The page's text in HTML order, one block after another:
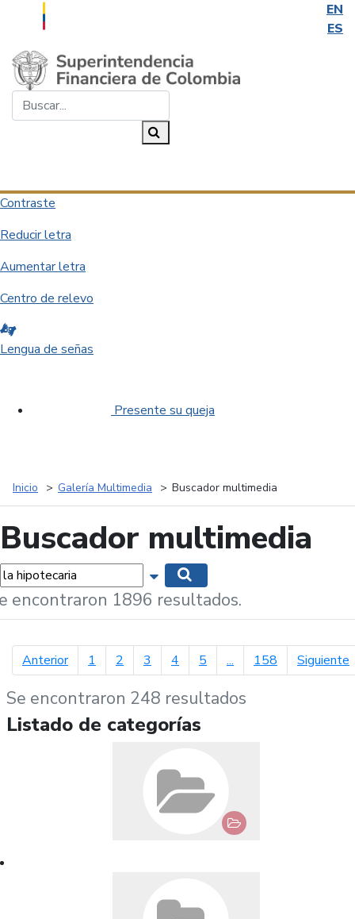
EN
ES
Saltar al contenido principal
Contraste
Reducir letra
Aumentar letra
Centro de relevo
Lengua de señas
Presente su queja
Inicio Galería Multimedia Buscador multimedia
Buscador multimedia
Mostrar opciones de búsqueda
encontraron 1896 resultados.
Anteriorpágina anterior
1 2 3 4 5 ... 158 Siguiente
Se encontraron 248 resultados
Listado de categorías